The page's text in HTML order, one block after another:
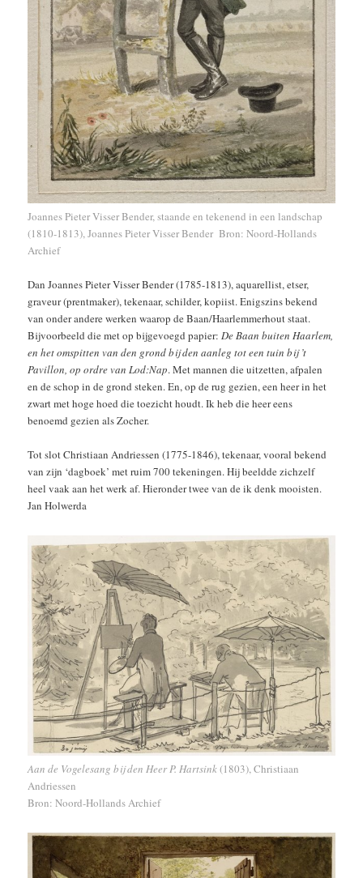
Joannes Pieter Visser Bender, staande en tekenend in een landschap
(1810-1813), Joannes Pieter Visser BenderBron: Noord-Hollands
Archief
Dan Joannes Pieter Visser Bender (1785-1813), aquarellist, etser,
graveur (prentmaker), tekenaar, schilder, kopiist. Enigszins bekend
van onder andere werken waarop de Baan/Haarlemmerhout staat.
Bijvoorbeeld die met op bijgevoegd papier:De Baan buiten Haarlem,
en het omspitten van den grond bij den aanleg tot een tuin bij ’t
Pavillon, op ordre van Lod:Nap. Met mannen die uitzetten, afpalen
en de schop in de grond steken. En, op de rug gezien, een heer in het
zwart met hoge hoed die toezicht houdt. Ik heb die heer eens
benoemd gezien als Zocher.
Tot slot Christiaan Andriessen (1775-1846), tekenaar, vooral bekend
van zijn ‘dagboek’ met ruim 700 tekeningen. Hij beeldde zichzelf
heel vaak aan het werk af. Hieronder twee van de ik denk mooisten.
Jan Holwerda
Aan de Vogelesang bij den Heer P. Hartsink(1803), Christiaan
Andriessen
Bron: Noord-Hollands Archief